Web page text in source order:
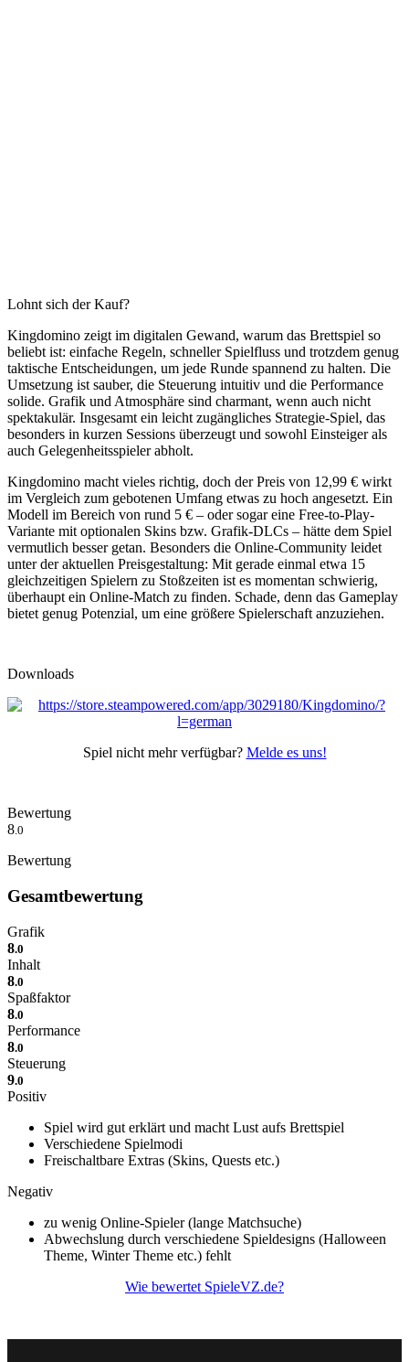
Lohnt sich der Kauf?
Kingdomino zeigt im digitalen Gewand, warum das Brettspiel so
beliebt ist: einfache Regeln, schneller Spielfluss und trotzdem genug
taktische Entscheidungen, um jede Runde spannend zu halten. Die
Umsetzung ist sauber, die Steuerung intuitiv und die Performance
solide. Grafik und Atmosphäre sind charmant, wenn auch nicht
spektakulär. Insgesamt ein leicht zugängliches Strategie-Spiel, das
besonders in kurzen Sessions überzeugt und sowohl Einsteiger als
auch Gelegenheitsspieler abholt.
Kingdomino macht vieles richtig, doch der Preis von 12,99 € wirkt
im Vergleich zum gebotenen Umfang etwas zu hoch angesetzt. Ein
Modell im Bereich von rund 5 € – oder sogar eine Free-to-Play-
Variante mit optionalen Skins bzw. Grafik-DLCs – hätte dem Spiel
vermutlich besser getan. Besonders die Online-Community leidet
unter der aktuellen Preisgestaltung: Mit gerade einmal etwa 15
gleichzeitigen Spielern zu Stoßzeiten ist es momentan schwierig,
überhaupt ein Online-Match zu finden. Schade, denn das Gameplay
bietet genug Potenzial, um eine größere Spielerschaft anzuziehen.
Downloads
Spiel nicht mehr verfügbar? Melde es uns!
Bewertung
8.0
Bewertung
Gesamtbewertung
Grafik
8.0
Inhalt
8.0
Spaßfaktor
8.0
Performance
8.0
Steuerung
9.0
Positiv
Spiel wird gut erklärt und macht Lust aufs Brettspiel
Verschiedene Spielmodi
Freischaltbare Extras (Skins, Quests etc.)
Negativ
zu wenig Online-Spieler (lange Matchsuche)
Abwechslung durch verschiedene Spieldesigns (Halloween
Theme, Winter Theme etc.) fehlt
Wie bewertet SpieleVZ.de?